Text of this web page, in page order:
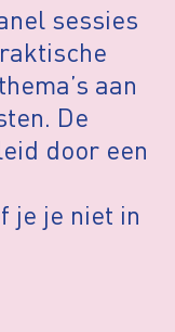
sessies
aan
De
door een
je je niet in